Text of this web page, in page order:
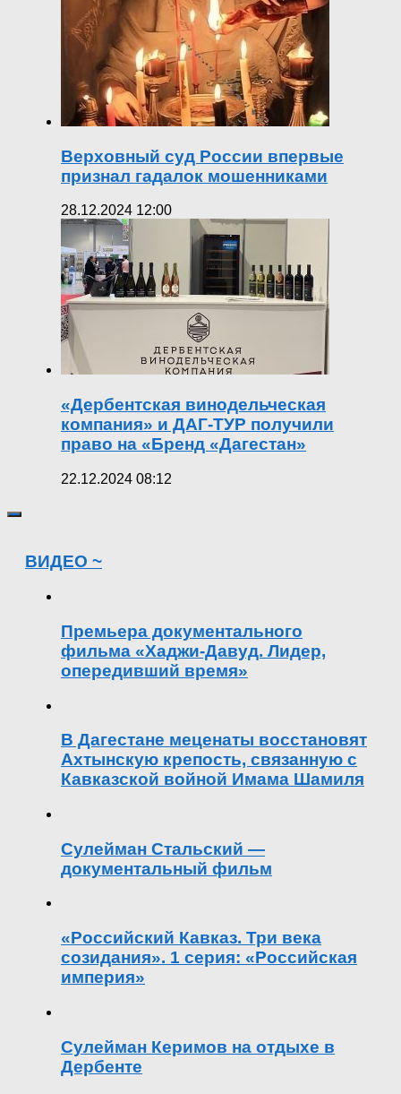
Верховный суд России впервые
признал гадалок мошенниками
28.12.2024 12:00
«Дербентская винодельческая
компания» и ДАГ-ТУР получили
право на «Бренд «Дагестан»
22.12.2024 08:12
ВИДЕО ~
Премьера документального
фильма «Хаджи-Давуд. Лидер,
опередивший время»
В Дагестане меценаты восстановят
Ахтынскую крепость, связанную с
Кавказской войной Имама Шамиля
Сулейман Стальский —
документальный фильм
«Российский Кавказ. Три века
созидания». 1 серия: «Российская
империя»
Сулейман Керимов на отдыхе в
Дербенте